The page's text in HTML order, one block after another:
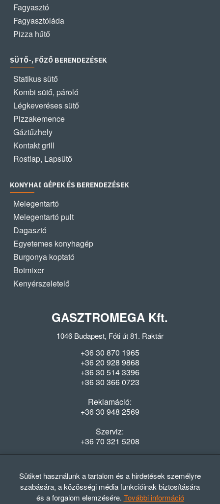
Fagyasztó
Fagyasztóláda
Pizza hűtő
SÜTŐ-, FŐZŐ BERENDEZÉSEK
Statikus sütő
Kombi sütő, pároló
Légkeveréses sütő
Pizzakemence
Gáztűzhely
Kontakt grill
Rostlap, Lapsütő
KONYHAI GÉPEK ÉS BERENDEZÉSEK
Melegentartó
Melegentartó pult
Dagasztó
Egyetemes konyhagép
Burgonya koptató
Botmixer
Kenyérszeletelő
GASZTROMEGA Kft.
1046 Budapest, Fóti út 81. Raktár
+36 30 870 1965
+36 20 928 9868
+36 30 514 3396
+36 30 366 0723
Reklamáció:
+36 30 948 2569
Szerviz:
+36 70 321 5208
Hétfő-Péntek: 08:00-16:30
Sütiket használunk a tartalom és a hirdetések személyre
szabására, a közösségi média funkcióinak biztosítására
és a forgalom elemzésére. További információ